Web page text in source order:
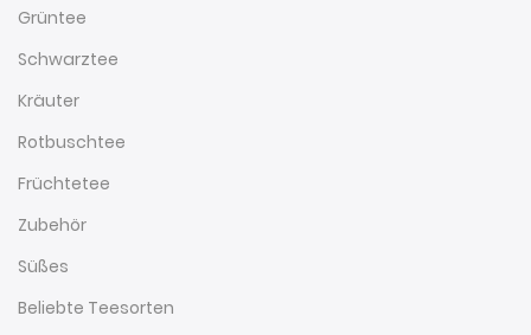
Grüntee
Schwarztee
Kräuter
Rotbuschtee
Früchtetee
Zubehör
Süßes
Beliebte Teesorten